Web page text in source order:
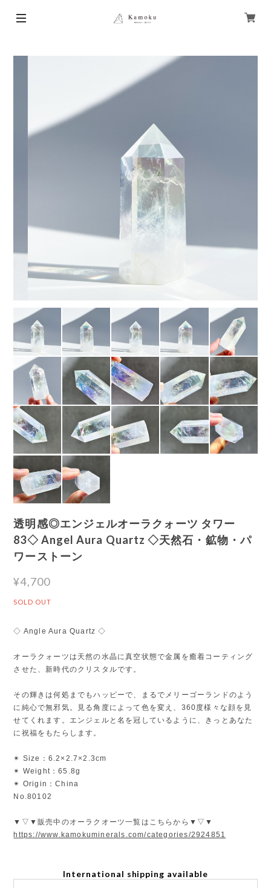
透明感◎エンジェルオーラクォーツ タワー
83◇ Angel Aura Quartz ◇天然石・鉱物・パ
ワーストーン
¥4,700
SOLD OUT
◇ Angle Aura Quartz ◇
オーラクォーツは天然の水晶に真空状態で金属を癒着コーティング
させた、新時代のクリスタルです。
その輝きは何処までもハッピーで、まるでメリーゴーランドのよう
に純心で無邪気。見る角度によって色を変え、360度様々な顔を見
せてくれます。エンジェルと名を冠しているように、きっとあなた
に祝福をもたらします。
✴︎ Size：6.2×2.7×2.3cm
✴︎ Weight：65.8g
✴︎ Origin：China
No.80102
▼▽▼販売中のオーラクオーツ一覧はこちらから▼▽▼
https://www.kamokuminerals.com/categories/2924851
International shipping available